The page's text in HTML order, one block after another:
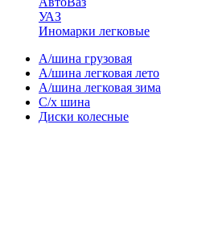
УАЗ
Иномарки легковые
А/шина грузовая
А/шина легковая лето
А/шина легковая зима
С/х шина
Диски колесные